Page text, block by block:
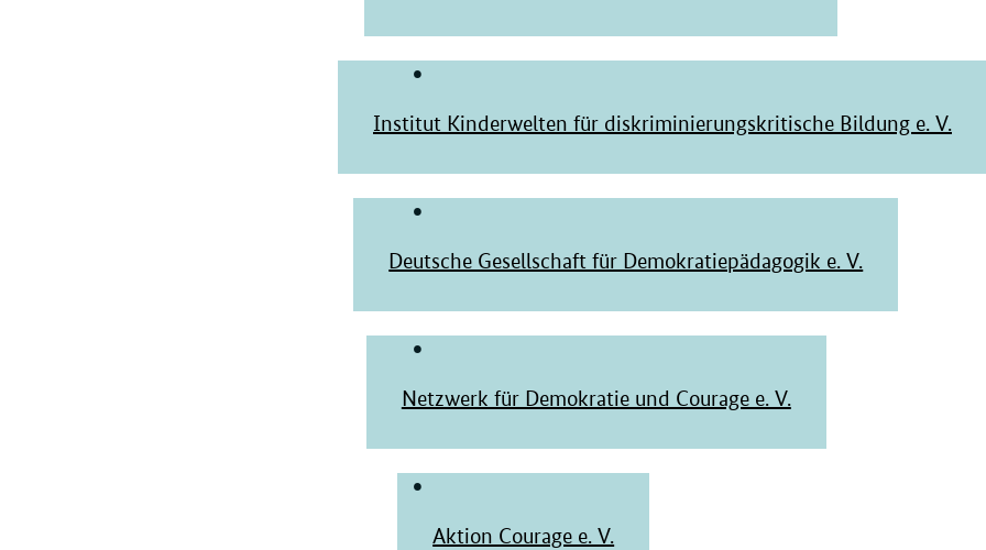
Institut Kinderwelten für diskriminierungskritische Bildung e. V.
Deutsche Gesellschaft für Demokratiepädagogik e. V.
Netzwerk für Demokratie und Courage e. V.
Aktion Courage e. V.